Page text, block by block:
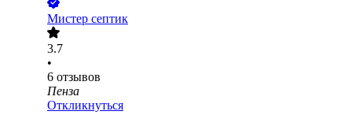
Мистер септик
3.7
•
6 отзывов
Пенза
Откликнуться